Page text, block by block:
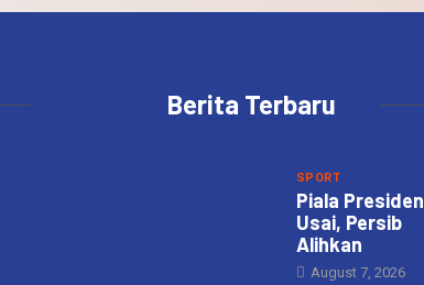
Berita Terbaru
SPORT
Piala Presiden
Usai, Persib
Alihkan
August 7, 2026